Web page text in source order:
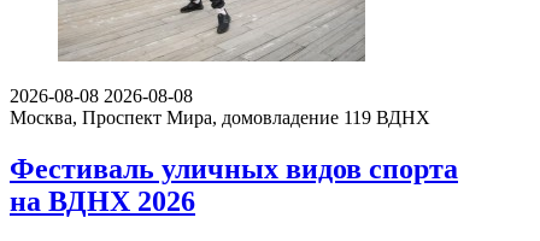
2026-08-08 2026-08-08
Москва, Проспект Мира, домовладение 119 ВДНХ
Фестиваль уличных видов спорта
на ВДНХ 2026